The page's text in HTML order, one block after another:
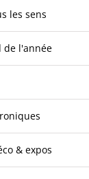
les sens
de l'année
& expos